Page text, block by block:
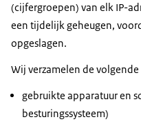
(cijfergroepen) van elk IP-
een tijdelijk geheugen,
opgeslagen.
Wij verzamelen de
gebruikte apparatuur en
besturingssysteem)